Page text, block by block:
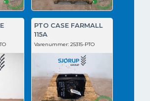
PTO CASE FARMALL
115A
Varenummer: 25315-PTO